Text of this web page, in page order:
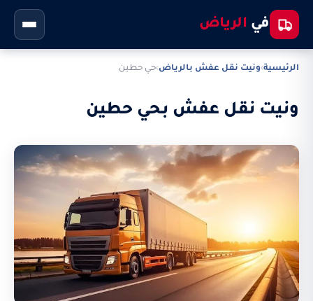
في الرياض
الرئيسية›ونيت نقل عفش بالرياض›حي حطين
ونيت نقل عفش بحي حطين